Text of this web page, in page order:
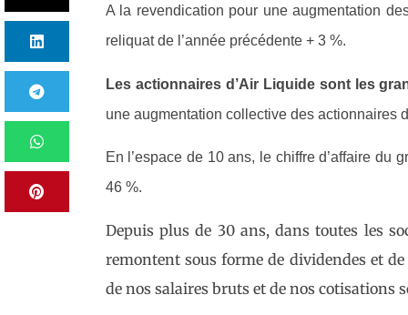
A la revendication pour une augmentation
reliquat de l’année précédente + 3 %.
Les actionnaires d’Air Liquide sont les
une augmentation collective des actionnaires
En l’espace de 10 ans, le chiffre d’affaire
46 %.
Depuis plus de 30 ans, dans toutes les
remontent sous forme de dividendes et
de nos salaires bruts et de nos cotisations